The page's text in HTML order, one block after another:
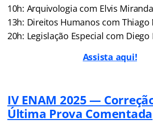
10h: Arquivologia com Elvis Miranda
13h: Direitos Humanos com Thiago
20h: Legislação Especial com Diego
Assista aqui!
IV ENAM 2025 —
Última Prova Comentada